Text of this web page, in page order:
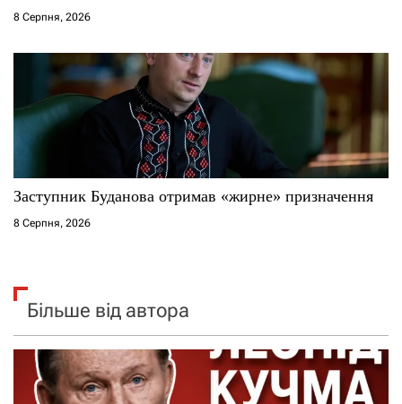
8 Серпня, 2026
Заступник Буданова отримав «жирне» призначення
8 Серпня, 2026
Більше від автора